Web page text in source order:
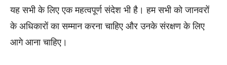
यह सभी के लिए एक महत्वपूर्ण संदेश भी है। हम सभी को जानवरों
के अधिकारों का सम्मान करना चाहिए और उनके संरक्षण के लिए
आगे आना चाहिए।